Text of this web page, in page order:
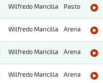
Wilfredo Mancilla Pasto
Wilfredo Mancilla Arena
Wilfredo Mancilla Arena
Wilfredo Mancilla Arena